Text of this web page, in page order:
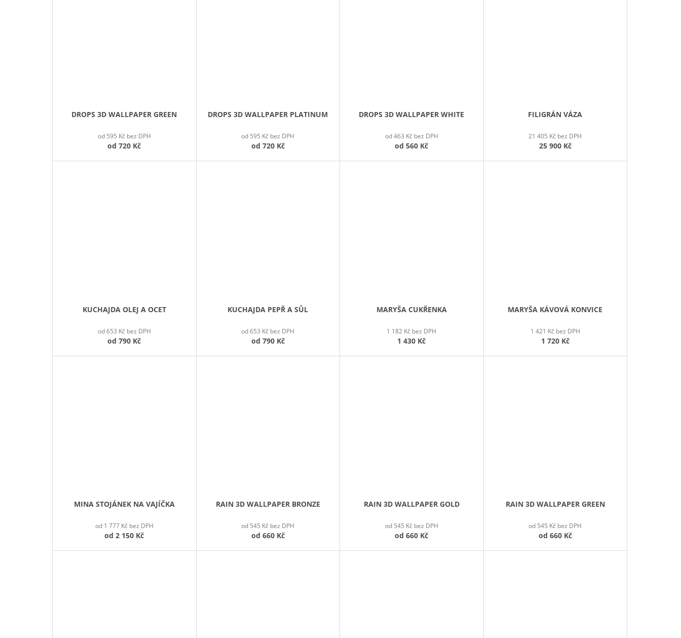
DROPS 3D WALLPAPER GREEN
od 595 Kč bez DPH
od720 Kč
DROPS 3D WALLPAPER PLATINUM
od 595 Kč bez DPH
od 720 Kč
DROPS 3D WALLPAPER WHITE
od 463 Kč bez DPH
od560 Kč
FILIGRÁN VÁZA
21 405 Kč bez DPH
25 900 Kč
KUCHAJDA OLEJ A OCET
od 653 Kč bez DPH
od790 Kč
KUCHAJDA PEPŘ A SŮL
od 653 Kč bez DPH
od 790 Kč
MARYŠA CUKŘENKA
1 182 Kč bez DPH
1 430 Kč
MARYŠA KÁVOVÁ KONVICE
1 421 Kč bez DPH
1 720 Kč
MINA STOJÁNEK NA VAJÍČKA
od 1 777 Kč bez DPH
od2 150 Kč
RAIN 3D WALLPAPER BRONZE
od 545 Kč bez DPH
od 660 Kč
RAIN 3D WALLPAPER GOLD
od 545 Kč bez DPH
od660 Kč
RAIN 3D WALLPAPER GREEN
od 545 Kč bez DPH
od 660 Kč